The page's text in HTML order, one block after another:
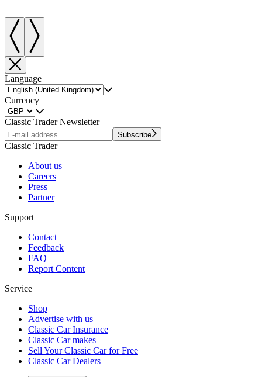
Language
Currency
Classic Trader Newsletter
Subscribe
Classic Trader
About us
Careers
Press
Partner
Support
Contact
Feedback
FAQ
Report Content
Service
Shop
Advertise with us
Classic Car Insurance
Classic Car makes
Sell Your Classic Car for Free
Classic Car Dealers